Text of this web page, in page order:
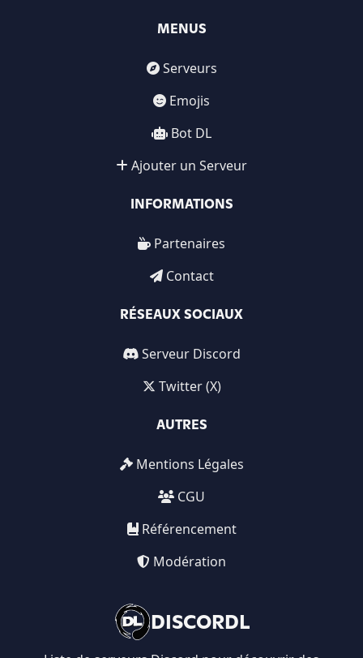
DISCORDL
MENUS
Serveurs
Emojis
Bot DL
Ajouter un Serveur
INFORMATIONS
Partenaires
Contact
RÉSEAUX SOCIAUX
Serveur Discord
Twitter (X)
AUTRES
Mentions Légales
CGU
Référencement
Modération